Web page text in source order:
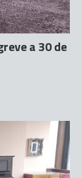
a 30 de